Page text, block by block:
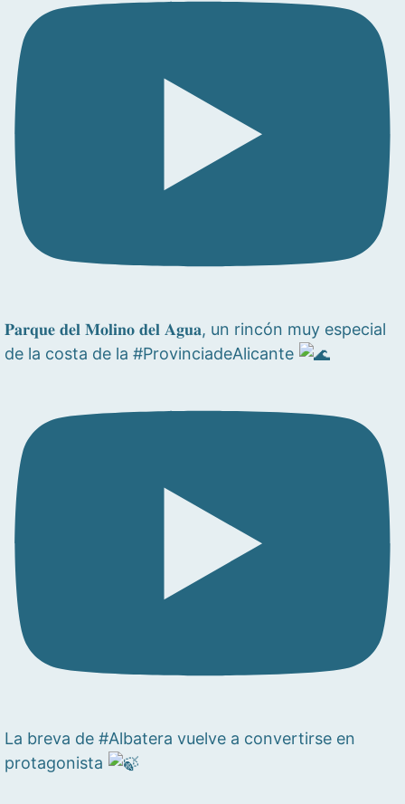
𝐏𝐚𝐫𝐪𝐮𝐞 𝐝𝐞𝐥 𝐌𝐨𝐥𝐢𝐧𝐨 𝐝𝐞𝐥 𝐀𝐠𝐮𝐚, un rincón muy especial
de la costa de la #ProvinciadeAlicante
La breva de #Albatera vuelve a convertirse en
protagonista